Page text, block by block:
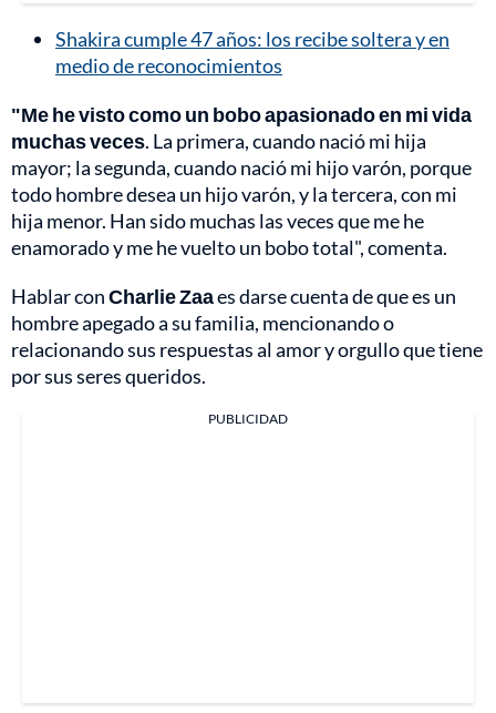
Shakira cumple 47 años: los recibe soltera y en
medio de reconocimientos
"Me he visto como un bobo apasionado en mi vida
muchas veces. La primera, cuando nació mi hija
mayor; la segunda, cuando nació mi hijo varón, porque
todo hombre desea un hijo varón, y la tercera, con mi
hija menor. Han sido muchas las veces que me he
enamorado y me he vuelto un bobo total", comenta.
Hablar conCharlie Zaaes darse cuenta de que es un
hombre apegado a su familia, mencionando o
relacionando sus respuestas al amor y orgullo que tiene
por sus seres queridos.
PUBLICIDAD